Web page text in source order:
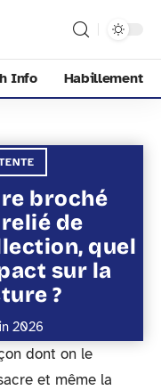
Info Habillement
broché
de
quel
sur la
?
2026
dont on le
et même la